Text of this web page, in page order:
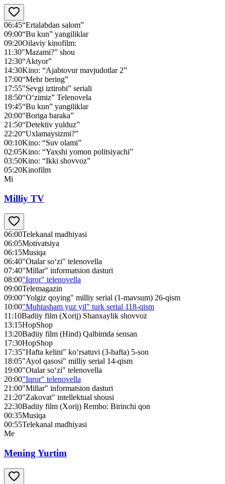
06:45“Ertalabdan salom”
09:00“Bu kun” yangiliklar
09:20Oilaviy kinofilm:
11:30"Mazami?” shou
12:30“Aktyor”
14:30Kino: “Ajabtovur mavjudotlar 2”
17:00“Mehr bering”
17:55"Sevgi iztirobi” seriali
18:50“O‘zimiz” Telenovela
19:45“Bu kun” yangiliklar
20:00"Boriga baraka”
21:50“Detektiv yulduz”
22:20“Uxlamaysizmi?”
00:10Kino: “Suv olami”
02:05Kino: “Yaxshi yomon politsiyachi”
03:50Kino: “Ikki shovvoz”
05:20Kinofilm
Mi
Milliy TV
06:00Telekanal madhiyasi
06:05Motivatsiya
06:15Musiqa
06:40"Otalar so‘zi" telenovella
07:40"Millar" informatsion dasturi
08:00"Iqror" telenovella
09:00Telemagazin
09:00"Yolgiz qoying" milliy serial (1-mavsum) 26-qism
10:00"Muhtasham yuz yil" turk serial 118-qism
11:10Badiiy film (Xorij) Shanxaylik shovvoz
13:15HopShop
13:20Badiiy film (Hind) Qalbimda sensan
17:30HopShop
17:35"Hafta kelini" ko‘rsatuvi (3-hafta) 5-son
18:05"Ayol qasosi" milliy serial 14-qism
19:00"Otalar so‘zi" telenovella
20:00"Iqror" telenovella
21:00"Millar" informatsion dasturi
21:20"Zakovat" intellektual shousi
22:30Badiiy film (Xorij) Rembo: Birinchi qon
00:35Musiqa
00:55Telekanal madhiyasi
Me
Mening Yurtim